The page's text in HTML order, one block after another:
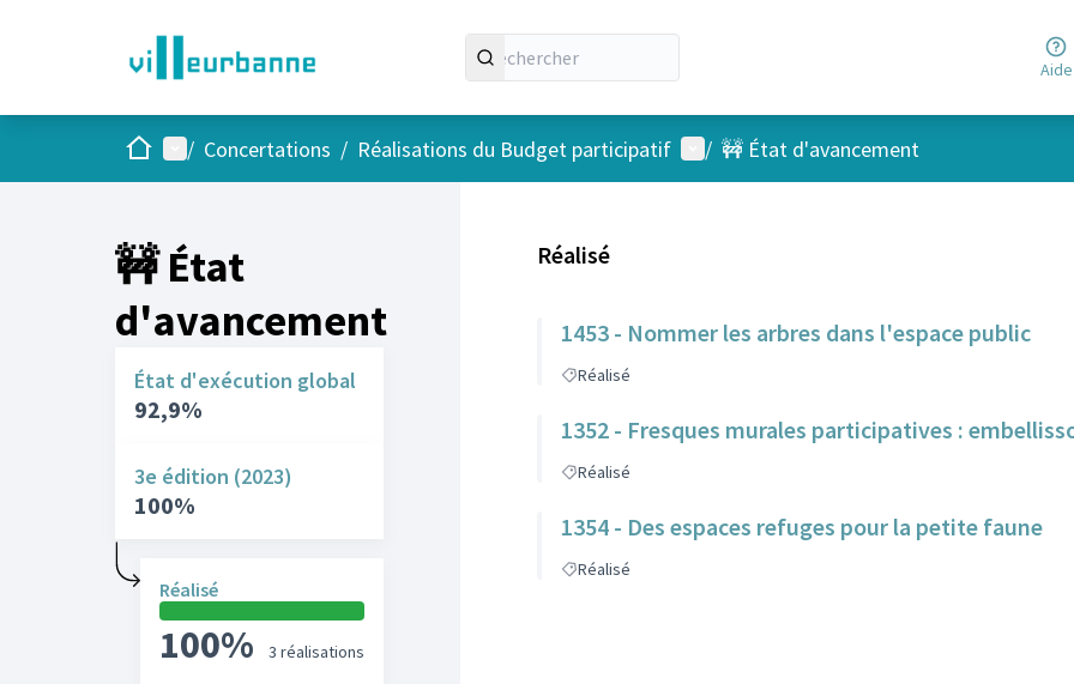
Aide
AccueilMenu principal
/ Concertations / Réalisations du Budget participatif Menu utilisateur
/ 🚧 État d'avancement
🚧 État
d'avancement
État d'exécution global
92,9%
3e édition (2023)
100%
Réalisé
100% 3 réalisations
Réalisé
1453 - Nommer les arbres dans l'espace public
Réalisé
1352 - Fresques murales participatives :
Réalisé
1354 - Des espaces refuges pour la petite faune
Réalisé